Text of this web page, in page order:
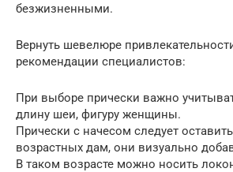
безжизненными.
Вернуть шевелюре
рекомендации специалистов:
При выборе прически важно
длину шеи, фигуру женщины.
Прически с начесом следует
возрастных дам, они визуально
В таком возрасте можно носить